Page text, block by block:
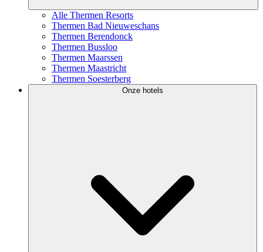
Alle Thermen Resorts
Thermen Bad Nieuweschans
Thermen Berendonck
Thermen Bussloo
Thermen Maarssen
Thermen Maastricht
Thermen Soesterberg
Onze hotels